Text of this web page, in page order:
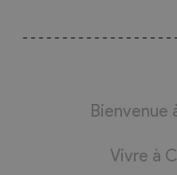
Bienvenue
Vivre à